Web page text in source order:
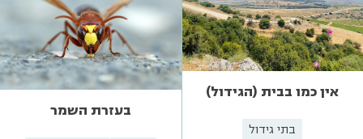
אין כמו בבית (הגידול)
בתי גידול
בעזרת השמר